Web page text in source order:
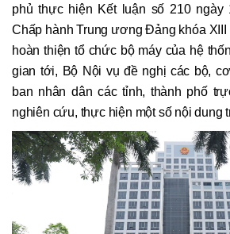
phủ thực hiện Kết luận số 210 ngày
Chấp hành Trung ương Đảng khóa XIII
hoàn thiện tổ chức bộ máy của hệ
gian tới, Bộ Nội vụ đề nghị các bộ,
ban nhân dân các tỉnh, thành phố
nghiên cứu, thực hiện một số nội dung